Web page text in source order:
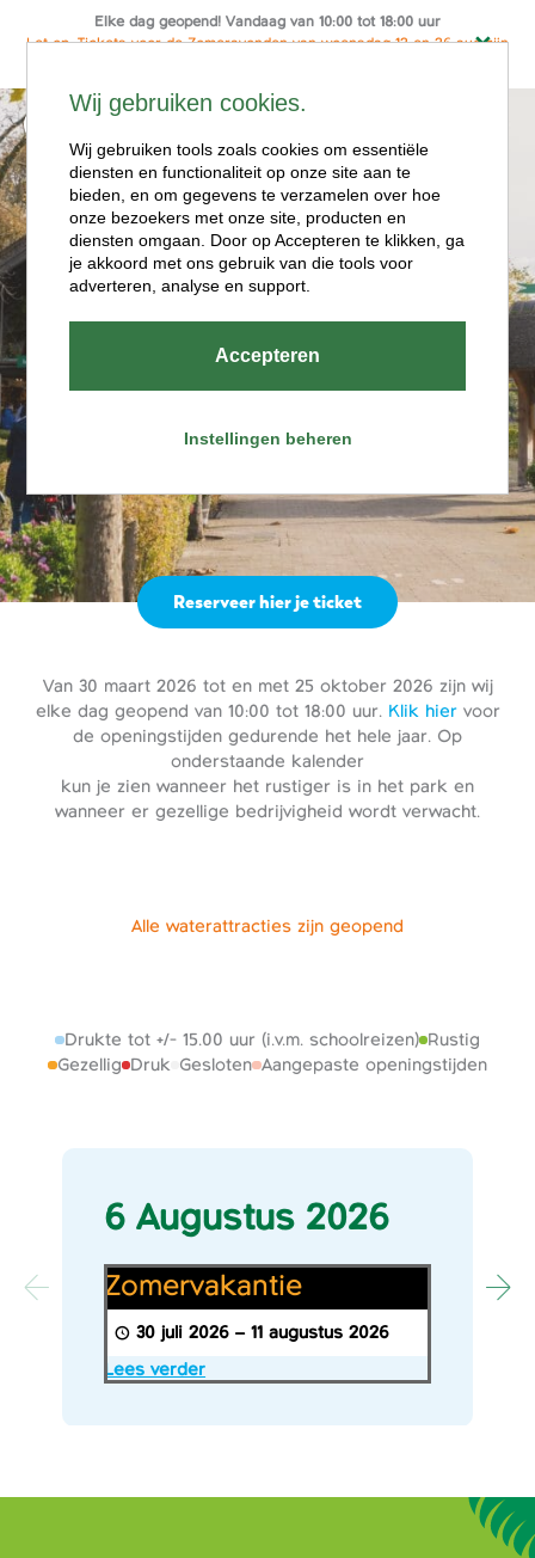
Elke dag geopend! Vandaag van 10:00 tot 18:00 uur
Let op: Tickets voor de Zomeravonden van woensdag 12 en 26 aug zijn
Ga
naar
de
inhoud
Openingstijde
n
Van 30 maart 2026 tot en met 25 oktober 2026 zijn wij
elke dag geopend van 10:00 tot 18:00 uur. Klik hiervoor
de openingstijden gedurende het hele jaar. Op
onderstaande kalender
kun je zien wanneer het rustiger is in het park en
wanneer er gezellige bedrijvigheid wordt verwacht.
Reserveer hier je ticket
Alle waterattracties zijn geopend
Aangepaste openingstijden
Druk
Drukte tot +/- 15.00 uur (i.v.m. schoolreizen)
Gesloten
Gezellig
Rustig
6 Augustus 2026
Zomervakantie
Zomervakantie
30 juli 2026 –11 augustus 2026
Lees verder
Wij gebruiken cookies.
Wij gebruiken tools zoals cookies om essentiële
diensten en functionaliteit op onze site aan te
bieden, en om gegevens te verzamelen over hoe
onze bezoekers met onze site, producten en
diensten omgaan. Door op Accepteren te klikken, ga
je akkoord met ons gebruik van die tools voor
adverteren, analyse en support.
Accepteren
Instellingen beheren